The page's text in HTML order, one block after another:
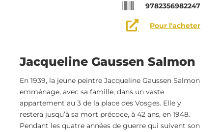
9782356982247
Pour l'acheter
Jacqueline Gaussen Salmon
En 1939, la jeune peintre Jacqueline Gaussen Salmon
emménage, avec sa famille, dans un vaste
appartement au 3 de la place des Vosges. Elle y
restera jusqu’à sa mort précoce, à 42 ans, en 1948.
Pendant les quatre années de guerre qui suivent son